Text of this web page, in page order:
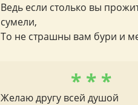
Ведь если столько вы
сумели,
То не страшны вам бури и
* * *
Желаю другу всей душой